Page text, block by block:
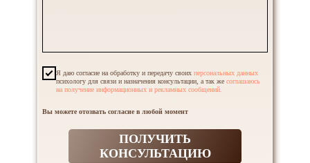
Я даю согласие на обработку и передачу своих персональных данных
психологу для связи и назначения консультации, а так же соглашаюсь
на получение информационных и рекламных сообщений.
Вы можете отозвать согласие в любой момент
ПОЛУЧИТЬ
КОНСУЛЬТАЦИЮ